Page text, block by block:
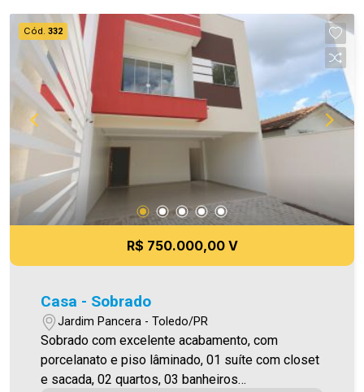
Cód. 332
R$ 750.000,00 V
Casa - Sobrado
Jardim Pancera - Toledo/PR
Sobrado com excelente acabamento, com
porcelanato e piso lâminado, 01 suíte com closet
e sacada, 02 quartos, 03 banheiros